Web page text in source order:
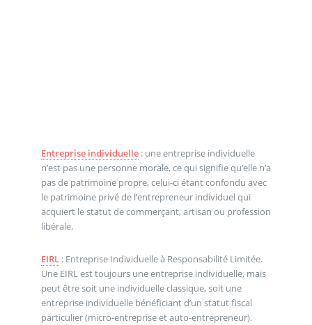
Entreprise individuelle: une entreprise individuelle
n’est pas une personne morale, ce qui signifie qu’elle n’a
pas de patrimoine propre, celui-ci étant confondu avec
le patrimoine privé de l’entrepreneur individuel qui
acquiert le statut de commerçant, artisan ou profession
libérale.
EIRL: Entreprise Individuelle à Responsabilité Limitée.
Une EIRL est toujours une entreprise individuelle, mais
peut être soit une individuelle classique, soit une
entreprise individuelle bénéficiant d’un statut fiscal
particulier (micro-entreprise et auto-entrepreneur).